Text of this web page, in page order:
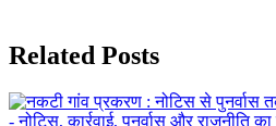
Related Posts